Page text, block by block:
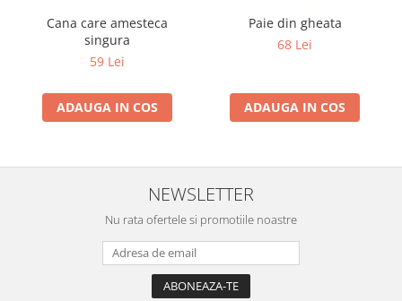
Cana care amesteca
singura
59 Lei
ADAUGA IN COS
Paie din gheata
68 Lei
ADAUGA IN COS
NEWSLETTER
Nu rata ofertele si promotiile noastre